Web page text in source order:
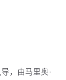
，由马里奥·